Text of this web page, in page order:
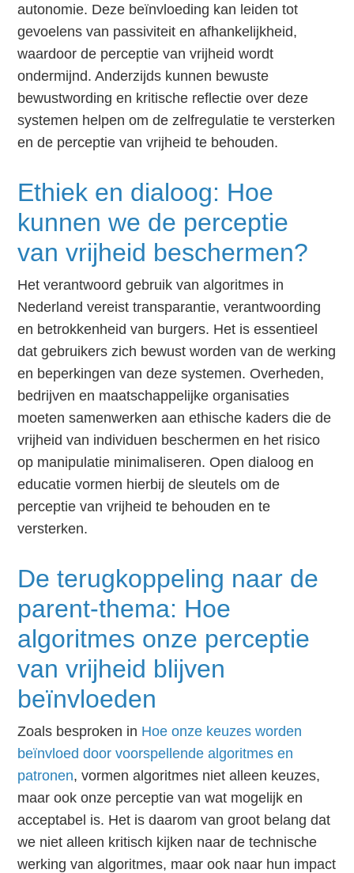
autonomie. Deze beïnvloeding kan leiden tot
gevoelens van passiviteit en afhankelijkheid,
waardoor de perceptie van vrijheid wordt
ondermijnd. Anderzijds kunnen bewuste
bewustwording en kritische reflectie over deze
systemen helpen om de zelfregulatie te versterken
en de perceptie van vrijheid te behouden.
Ethiek en dialoog: Hoe
kunnen we de perceptie
van vrijheid beschermen?
Het verantwoord gebruik van algoritmes in
Nederland vereist transparantie, verantwoording
en betrokkenheid van burgers. Het is essentieel
dat gebruikers zich bewust worden van de werking
en beperkingen van deze systemen. Overheden,
bedrijven en maatschappelijke organisaties
moeten samenwerken aan ethische kaders die de
vrijheid van individuen beschermen en het risico
op manipulatie minimaliseren. Open dialoog en
educatie vormen hierbij de sleutels om de
perceptie van vrijheid te behouden en te
versterken.
De terugkoppeling naar de
parent-thema: Hoe
algoritmes onze perceptie
van vrijheid blijven
beïnvloeden
Zoals besproken in Hoe onze keuzes worden
beïnvloed door voorspellende algoritmes en
patronen, vormen algoritmes niet alleen keuzes,
maar ook onze perceptie van wat mogelijk en
acceptabel is. Het is daarom van groot belang dat
we niet alleen kritisch kijken naar de technische
werking van algoritmes, maar ook naar hun impact